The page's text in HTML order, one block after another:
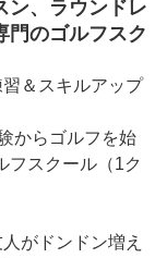
ン、ラウンドレ
門のゴルフスク
＆スキルアップ
からゴルフを始
フスクール（1ク
がドンドン増え